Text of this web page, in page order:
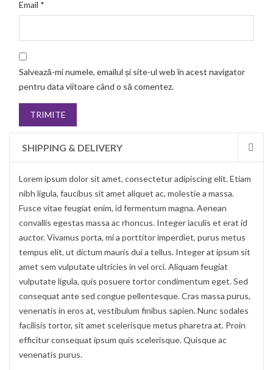
Email *
Salvează-mi numele, emailul și site-ul web în acest navigator
pentru data viitoare când o să comentez.
SHIPPING & DELIVERY
Lorem ipsum dolor sit amet, consectetur adipiscing elit. Etiam
nibh ligula, faucibus sit amet aliquet ac, molestie a massa.
Fusce vitae feugiat enim, id fermentum magna. Aenean
convallis egestas massa ac rhoncus. Integer iaculis et erat id
auctor. Vivamus porta, mi a porttitor imperdiet, purus metus
tempus elit, ut dictum mauris dui a tellus. Integer at ipsum sit
amet sem vulputate ultricies in vel orci. Aliquam feugiat
vulputate ligula, quis posuere tortor condimentum eget. Sed
consequat ante sed congue pellentesque. Cras massa purus,
venenatis in eros at, vestibulum finibus sapien. Nunc sodales
facilisis tortor, sit amet scelerisque metus pharetra at. Proin
efficitur consequat ipsum quis scelerisque. Quisque ac
venenatis purus.